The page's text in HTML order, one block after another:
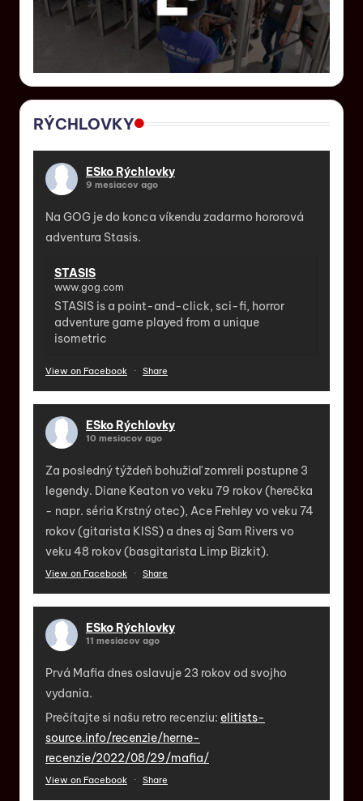
RÝCHLOVKY
ESko Rýchlovky
9 mesiacov ago
Na GOG je do konca víkendu zadarmo hororová
adventura Stasis.
STASIS
www.gog.com
STASIS is a point-and-click, sci-fi, horror
adventure game played from a unique
isometric
View on Facebook · Share
ESko Rýchlovky
10 mesiacov ago
Za posledný týždeň bohužiaľ zomreli postupne 3
legendy. Diane Keaton vo veku 79 rokov (herečka
- napr. séria Krstný otec), Ace Frehley vo veku 74
rokov (gitarista KISS) a dnes aj Sam Rivers vo
veku 48 rokov (basgitarista Limp Bizkit).
View on Facebook · Share
ESko Rýchlovky
11 mesiacov ago
Prvá Mafia dnes oslavuje 23 rokov od svojho
vydania.
Prečítajte si našu retro recenziu: elitists-
source.info/recenzie/herne-
recenzie/2022/08/29/mafia/
View on Facebook · Share